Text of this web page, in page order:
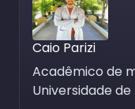
Caio Parizi
Acadêmico de
Universidade